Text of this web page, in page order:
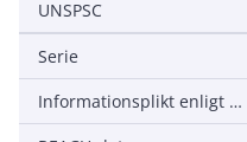
UNSPSC
Serie
Informationsplikt enligt REACH